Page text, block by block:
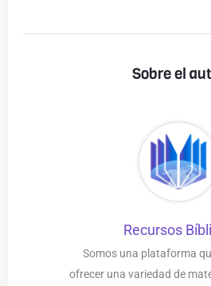
Sobre el
Recursos
Somos una plataforma
ofrecer una variedad de